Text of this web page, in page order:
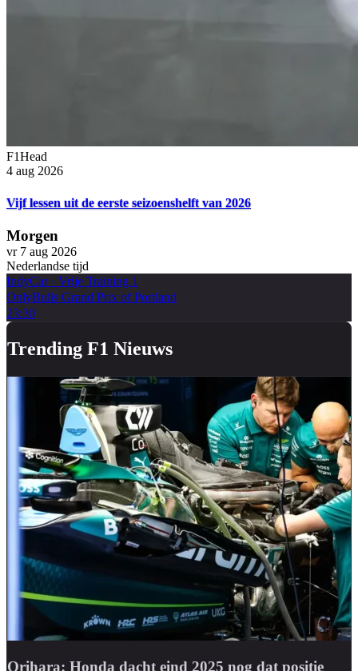
F1Head
4 aug 2026
Vijf lessen uit de eerste seizoenshelft van 2026
Morgen
vr 7 aug 2026
Nederlandse tijd
IndyCar· Vrije Training 1
OnlyBulls Grand Prix of Portland
23:30
Trending F1 Nieuws
Orihara: Honda dacht eind 2025 nog dat positie